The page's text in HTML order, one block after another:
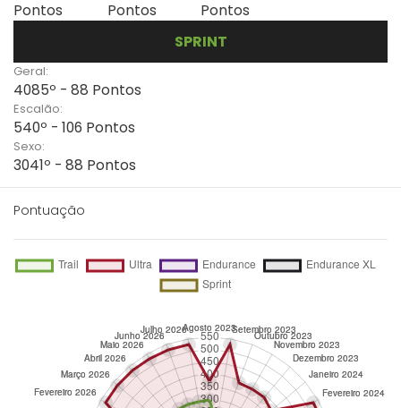
Pontos
Pontos
Pontos
SPRINT
Geral:
4085º - 88 Pontos
Escalão:
540º - 106 Pontos
Sexo:
3041º - 88 Pontos
Pontuação